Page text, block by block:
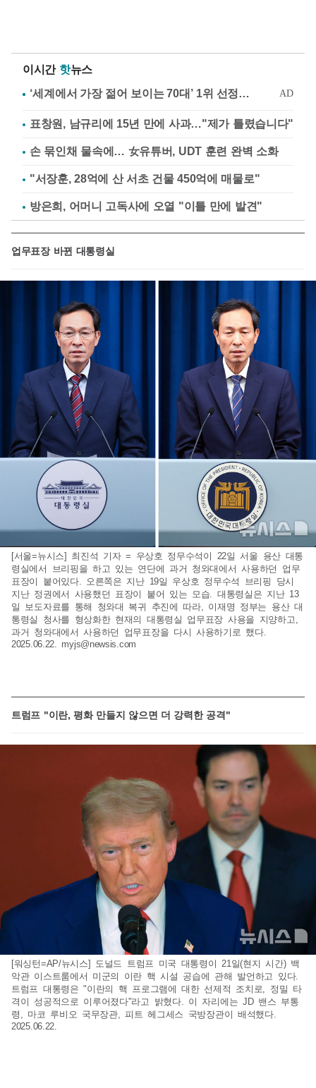
이시간 핫뉴스
표창원, 남규리에 15년 만에 사과…"제가 틀렸습니다"
손 묶인채 물속에… 女유튜버, UDT 훈련 완벽 소화
"서장훈, 28억에 산 서초 건물 450억에 매물로"
방은희, 어머니 고독사에 오열 "이틀 만에 발견"
업무표장 바뀐 대통령실
[서울=뉴시스] 최진석 기자 = 우상호 정무수석이 22일 서울 용산 대통
령실에서 브리핑을 하고 있는 연단에 과거 청와대에서 사용하던 업무
표장이 붙어있다. 오른쪽은 지난 19일 우상호 정무수석 브리핑 당시
지난 정권에서 사용했던 표장이 붙어 있는 모습. 대통령실은 지난 13
일 보도자료를 통해 청와대 복귀 추진에 따라, 이재명 정부는 용산 대
통령실 청사를 형상화한 현재의 대통령실 업무표장 사용을 지양하고,
과거 청와대에서 사용하던 업무표장을 다시 사용하기로 했다.
2025.06.22. myjs@newsis.com
트럼프 "이란, 평화 만들지 않으면 더 강력한 공격"
[워싱턴=AP/뉴시스] 도널드 트럼프 미국 대통령이 21일(현지 시간) 백
악관 이스트룸에서 미군의 이란 핵 시설 공습에 관해 발언하고 있다.
트럼프 대통령은 "이란의 핵 프로그램에 대한 선제적 조치로, 정밀 타
격이 성공적으로 이루어졌다"라고 밝혔다. 이 자리에는 JD 밴스 부통
령, 마코 루비오 국무장관, 피트 헤그세스 국방장관이 배석했다.
2025.06.22.